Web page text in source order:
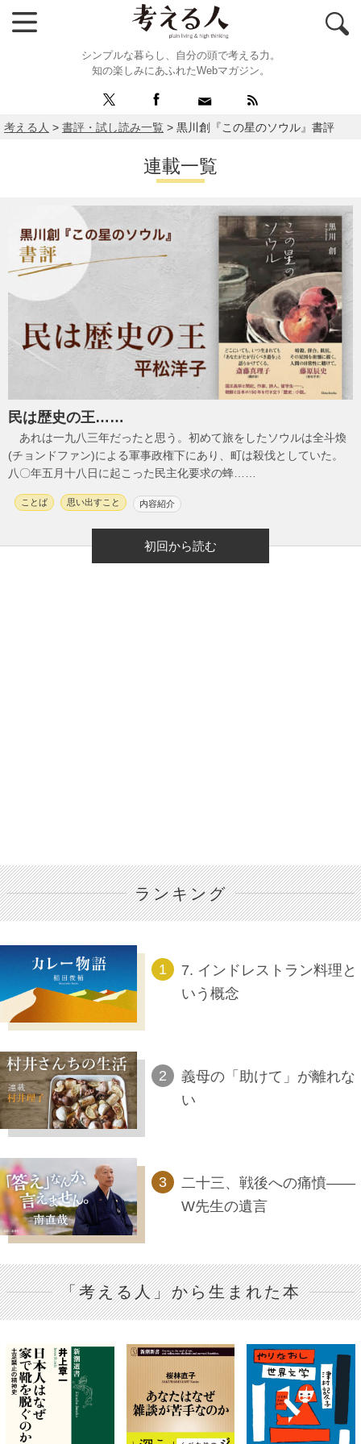
シンプルな暮らし、自分の頭で考える力。
知の楽しみにあふれたWebマガジン。
考える人 > 書評・試し読み一覧 > 黒川創『この星のソウル』書評
連載一覧
民は歴史の王……
あれは一九八三年だったと思う。初めて旅をしたソウルは全斗煥
(チョンドファン)による軍事政権下にあり、町は殺伐としていた。
八〇年五月十八日に起こった民主化要求の蜂……
ことば 思い出すこと 内容紹介
初回から読む
ランキング
7. インドレストラン料理と
いう概念
義母の「助けて」が離れな
い
二十三、戦後への痛憤――
W先生の遺言
「考える人」から生まれた本